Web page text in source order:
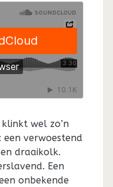
wel zo’n
verwoestend
draaikolk.
Een
onbekende